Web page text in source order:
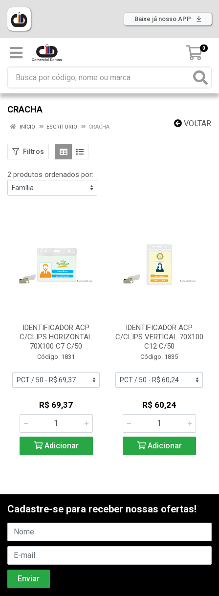
Baixe já nosso APP
0
CRACHA
VOLTAR
INÍCIO ESCRITORIO CRACHA
Filtros
2 produtos ordenados por:
IDENTIFICADOR ACP
C/CLIPS HORIZONTAL
70X100 C7 C/50
Código: 1831
R$ 69,37
Adicionar
IDENTIFICADOR ACP
C/CLIPS VERTICAL 70X100
C12 C/50
Código: 1835
R$ 60,24
Adicionar
Cadastre-se para receber nossas ofertas!